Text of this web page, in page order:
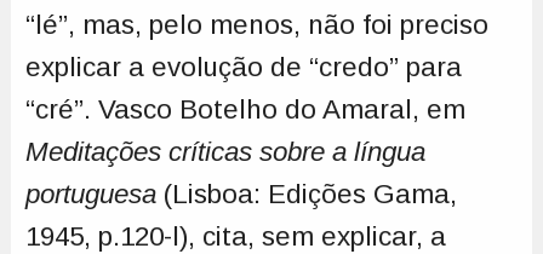
“lé”, mas, pelo menos, não foi preciso
explicar a evolução de “credo” para
“cré”. Vasco Botelho do Amaral, em
Meditações críticas sobre a língua
portuguesa(Lisboa: Edições Gama,
1945, p.120-l), cita, sem explicar, a